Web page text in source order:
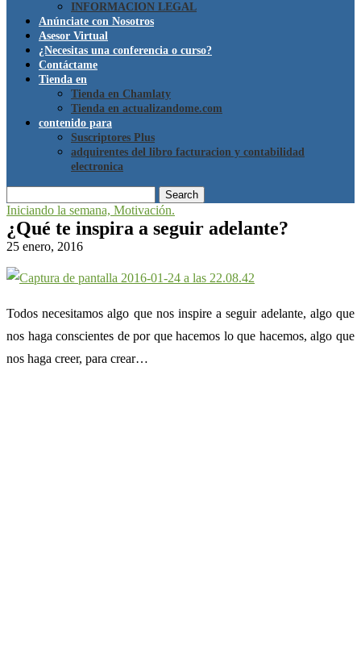
INFORMACION LEGAL
Anúnciate con Nosotros
Asesor Virtual
¿Necesitas una conferencia o curso?
Contáctame
Tienda en
Tienda en Chamlaty
Tienda en actualizandome.com
contenido para
Suscriptores Plus
adquirentes del libro facturacion y contabilidad
electronica
Search
Iniciando la semana, Motivación.
¿Qué te inspira a seguir adelante?
25 enero, 2016
Todos necesitamos algo que nos inspire a seguir adelante, algo que
nos haga conscientes de por que hacemos lo que hacemos, algo que
nos haga creer, para crear…